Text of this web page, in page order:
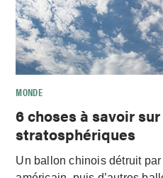
MONDE
6 choses à savoir
stratosphériques
Un ballon chinois détruit